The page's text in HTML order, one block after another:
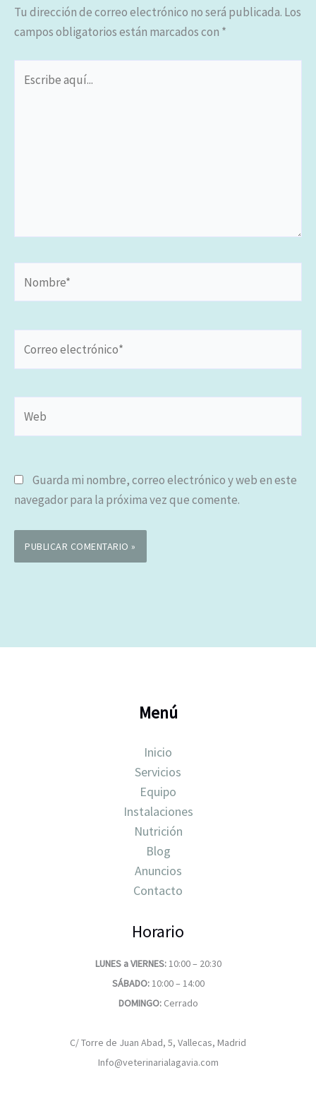
Tu dirección de correo electrónico no será publicada. Los
campos obligatorios están marcados con *
aquí...
electrónico*
Guarda mi nombre, correo electrónico y web en este
navegador para la próxima vez que comente.
Menú
Inicio
Servicios
Equipo
Instalaciones
Nutrición
Blog
Anuncios
Contacto
Horario
LUNES a VIERNES:10:00 – 20:30
SÁBADO:10:00 – 14:00
DOMINGO:Cerrado
C/ Torre de Juan Abad, 5, Vallecas, Madrid
Info@veterinarialagavia.com